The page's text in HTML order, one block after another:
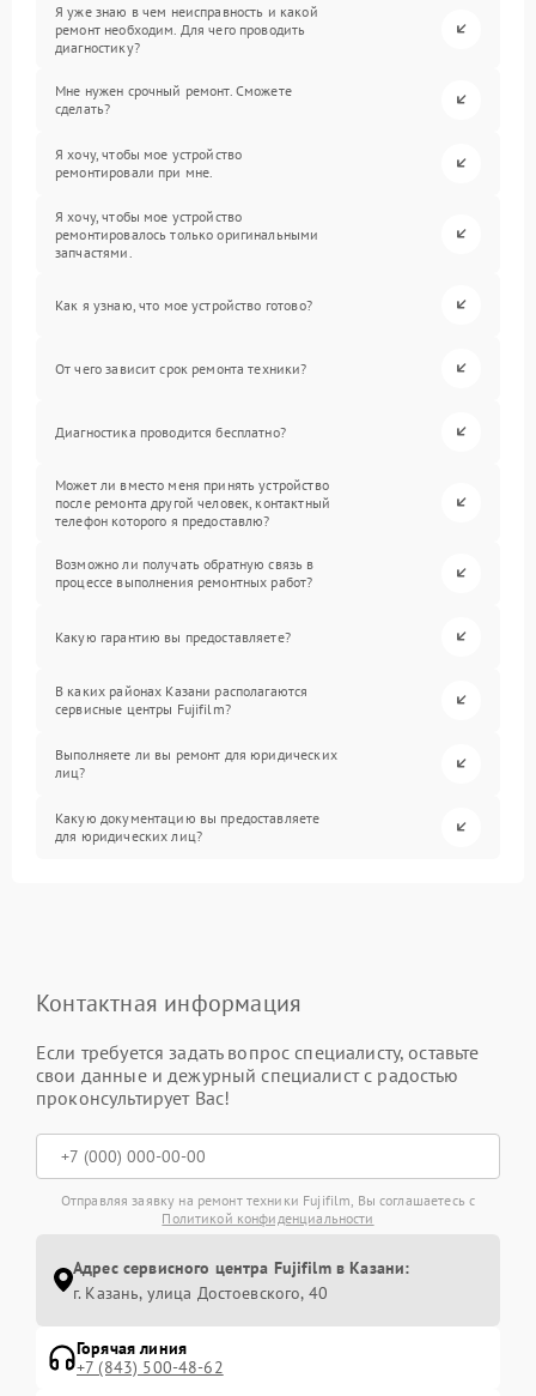
Я уже знаю в чем неисправность и какой
ремонт необходим. Для чего проводить
диагностику?
Мне нужен срочный ремонт. Сможете
сделать?
Я хочу, чтобы мое устройство
ремонтировали при мне.
Я хочу, чтобы мое устройство
ремонтировалось только оригинальными
запчастями.
Как я узнаю, что мое устройство готово?
От чего зависит срок ремонта техники?
Диагностика проводится бесплатно?
Может ли вместо меня принять устройство
после ремонта другой человек, контактный
телефон которого я предоставлю?
Возможно ли получать обратную связь в
процессе выполнения ремонтных работ?
Какую гарантию вы предоставляете?
В каких районах Казани располагаются
сервисные центры Fujifilm?
Выполняете ли вы ремонт для юридических
лиц?
Какую документацию вы предоставляете
для юридических лиц?
Контактная информация
Если требуется задать вопрос специалисту, оставьте
свои данные и дежурный специалист с радостью
проконсультирует Вас!
Отправляя заявку на ремонт техники Fujifilm, Вы соглашаетесь с
Политикой конфиденциальности
Адрес сервисного центра Fujifilm в Казани:
г. Казань, улица Достоевского, 40
Горячая линия
+7 (843) 500-48-62